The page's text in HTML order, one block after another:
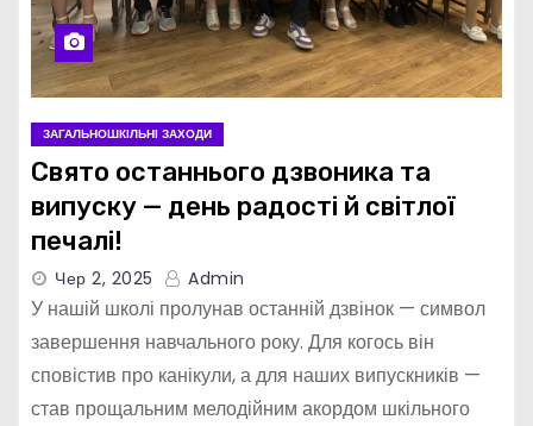
ЗАГАЛЬНОШКІЛЬНІ ЗАХОДИ
Свято останнього дзвоника та
випуску — день радості й світлої
печалі!
Чер 2, 2025 Admin
У нашій школі пролунав останній дзвінок — символ
завершення навчального року. Для когось він
сповістив про канікули, а для наших випускників —
став прощальним мелодійним акордом шкільного